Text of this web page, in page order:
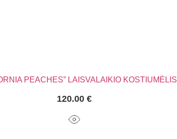
PEACHES” LAISVALAIKIO KOSTIUMĖLIS
120.00 €